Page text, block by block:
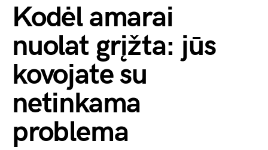
Kodėl amarai
nuolat grįžta: jūs
kovojate su
netinkama
problema